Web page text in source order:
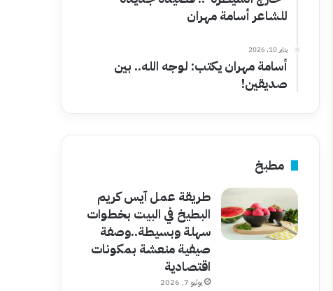
للشاعر أسامة مهران
يناير 10, 2026
أسامة مهران يكتب: لوجه الله.. بين
صديقين!
مطبخ
طريقة عمل آيس كريم
البطيخ في البيت بخطوات
سهلة وبسيطة..وصفة
صيفية منعشة بمكونات
اقتصادية
يوليو 7, 2026